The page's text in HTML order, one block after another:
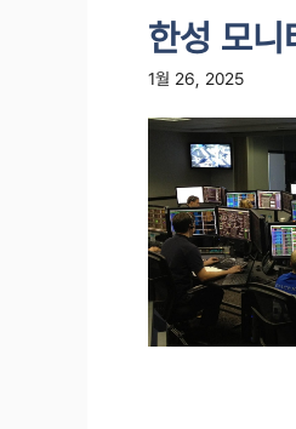
한성 모니
1월 26, 2025